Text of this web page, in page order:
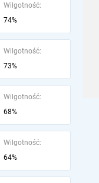
Wilgotność:
74%
Wilgotność:
73%
Wilgotność:
68%
Wilgotność:
64%